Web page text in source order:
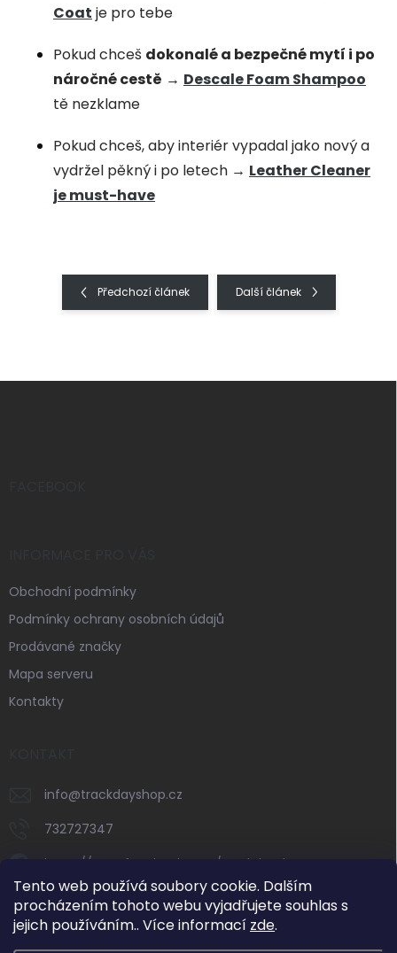
Tento web používá soubory cookie. Dalším
procházením tohoto webu vyjadřujete souhlas s
jejich používáním.. Více informací zde.
Coat je pro tebe
Pokud chceš dokonalé a bezpečné mytí i po
náročné cestě → Descale Foam Shampoo
tě nezklame
Pokud chceš, aby interiér vypadal jako nový a
vydržel pěkný i po letech → Leather Cleaner
je must-have
Předchozí článek Další článek
Obchodní podmínky
Podmínky ochrany osobních údajů
Prodávané značky
Mapa serveru
Kontakty
info@trackdayshop.cz
732727347
https://www.facebook.com/trackdayshop
trackdayshop
732727347